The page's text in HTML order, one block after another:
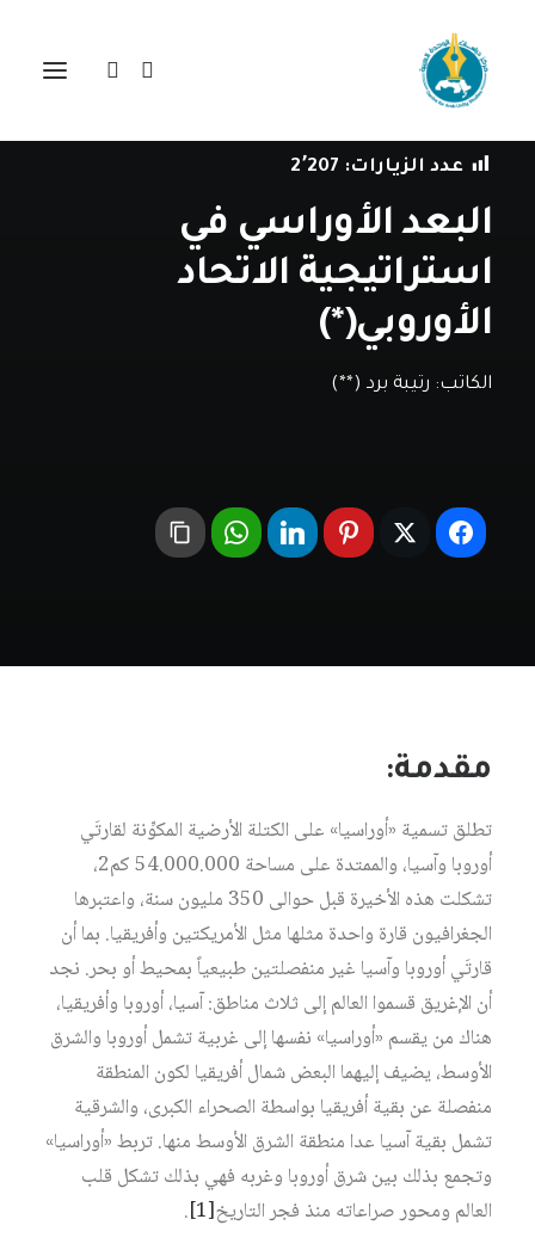
فيدراسات
عدد الزيارات: 2٬207
البعد الأوراسي في
استراتيجية الاتحاد
الأوروبي(*)
الكاتب: رتيبة برد (**)
مقدمة:
تطلق تسمية «أوراسيا» على الكتلة الأرضية المكوِّنة لقارتَي
أوروبا وآسيا، والممتدة على مساحة 54.000.000 كم2،
تشكلت هذه الأخيرة قبل حوالى 350 مليون سنة، واعتبرها
الجغرافيون قارة واحدة مثلها مثل الأمريكتين وأفريقيا. بما أن
قارتَي أوروبا وآسيا غير منفصلتين طبيعياً بمحيط أو بحر. نجد
أن الإغريق قسموا العالم إلى ثلاث مناطق: آسيا، أوروبا وأفريقيا،
هناك من يقسم «أوراسيا» نفسها إلى غربية تشمل أوروبا والشرق
الأوسط، يضيف إليهما البعض شمال أفريقيا لكون المنطقة
منفصلة عن بقية أفريقيا بواسطة الصحراء الكبرى، والشرقية
تشمل بقية آسيا عدا منطقة الشرق الأوسط منها. تربط «أوراسيا»
وتجمع بذلك بين شرق أوروبا وغربه فهي بذلك تشكل قلب
العالم ومحور صراعاته منذ فجر التاريخ‏[1]
.